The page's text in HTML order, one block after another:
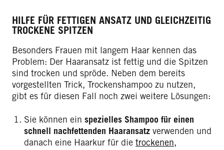
HILFE FÜR FETTIGEN ANSATZ UND GLEICHZEITIG
TROCKENE SPITZEN
Besonders Frauen mit langem Haar kennen das
Problem: Der Haaransatz ist fettig und die Spitzen
sind trocken und spröde. Neben dem bereits
vorgestellten Trick, Trockenshampoo zu nutzen,
gibt es für diesen Fall noch zwei weitere Lösungen:
Sie können ein spezielles Shampoo für einen
schnell nachfettenden Haaransatz verwenden und
danach eine Haarkur für die trockenen,